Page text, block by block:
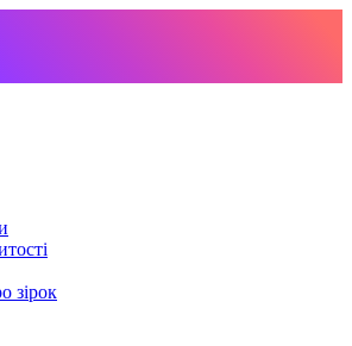
зірок